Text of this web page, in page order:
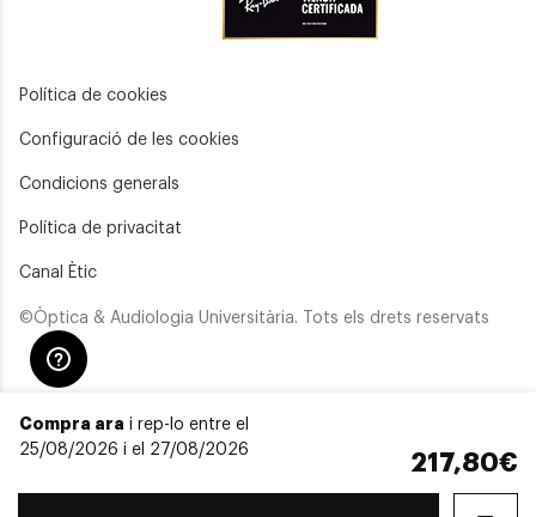
Compra ara i rep-lo entre el
25/08/2026 i el 27/08/2026
217,80€
Política de cookies
Configuració de les cookies
Condicions generals
Política de privacitat
Canal Ètic
©Òptica & Audiologia Universitària. Tots els drets reservats